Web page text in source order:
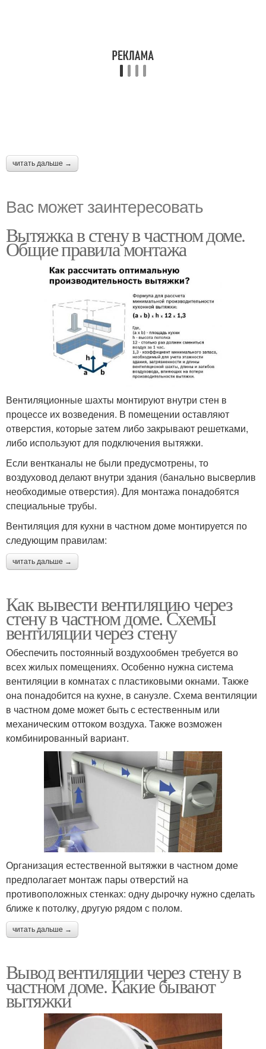
читать дальше →
Вас может заинтересовать
Вытяжка в стену в частном доме.
Общие правила монтажа
Вентиляционные шахты монтируют внутри стен в
процессе их возведения. В помещении оставляют
отверстия, которые затем либо закрывают решетками,
либо используют для подключения вытяжки.
Если вентканалы не были предусмотрены, то
воздуховод делают внутри здания (банально высверлив
необходимые отверстия). Для монтажа понадобятся
специальные трубы.
Вентиляция для кухни в частном доме монтируется по
следующим правилам:
читать дальше →
Как вывести вентиляцию через
стену в частном доме. Схемы
вентиляции через стену
Обеспечить постоянный воздухообмен требуется во
всех жилых помещениях. Особенно нужна система
вентиляции в комнатах с пластиковыми окнами. Также
она понадобится на кухне, в санузле. Схема вентиляции
в частном доме может быть с естественным или
механическим оттоком воздуха. Также возможен
комбинированный вариант.
Организация естественной вытяжки в частном доме
предполагает монтаж пары отверстий на
противоположных стенках: одну дырочку нужно сделать
ближе к потолку, другую рядом с полом.
читать дальше →
Вывод вентиляции через стену в
частном доме. Какие бывают
вытяжки